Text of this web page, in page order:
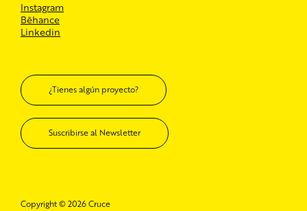
Instagram
Bēhance
Linkedin
¿Tienes algún proyecto?
Suscribirse al Newsletter
Copyright © 2026 Cruce